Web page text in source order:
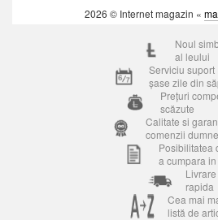
2026 © Internet magazin «
Noul
al leului
Serviciu suport
șase zile din
Prețuri
scăzute
Calitate si
comenzii
Posibilitatea
a cumpara
Livrare
rapida
Cea mai
listă de